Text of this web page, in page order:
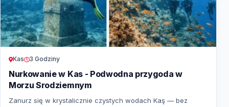
Kas 3 Godziny
Nurkowanie w Kas - Podwodna przygoda w
Morzu Srodziemnym
Zanurz się w krystalicznie czystych wodach Kaş — bez